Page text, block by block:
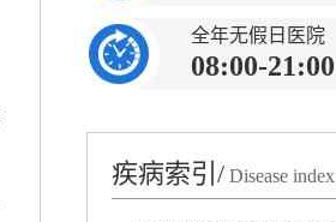
全年无假日医院
08:00-21:00
疾病索引/ Disease index